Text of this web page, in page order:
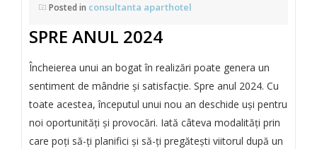
Posted in consultanta aparthotel
SPRE ANUL 2024
Încheierea unui an bogat în realizări poate genera un
sentiment de mândrie și satisfacție. Spre anul 2024. Cu
toate acestea, începutul unui nou an deschide uși pentru
noi oportunități și provocări. Iată câteva modalități prin
care poți să-ți planifici și să-ți pregătești viitorul după un